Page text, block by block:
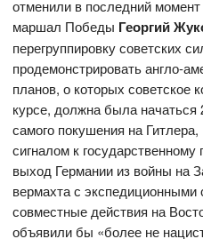
отменили в последний момент
маршал Победы Георгий
перегруппировку советских
продемонстрировать англо-
планов, о которых советское
курсе, должна была начаться
самого покушения на
сигналом к
выход Германии из войны на
вермахта с экспедиционными
совместные действия на
объявили бы «более не